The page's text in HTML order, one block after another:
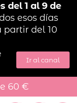
del 1 al 9 de
esos días
partir del 10
Ir al canal
60 €